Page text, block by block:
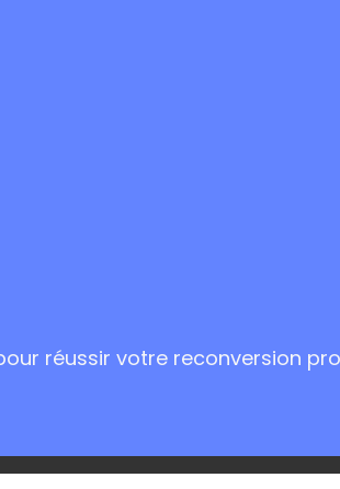
réussir votre reconversion